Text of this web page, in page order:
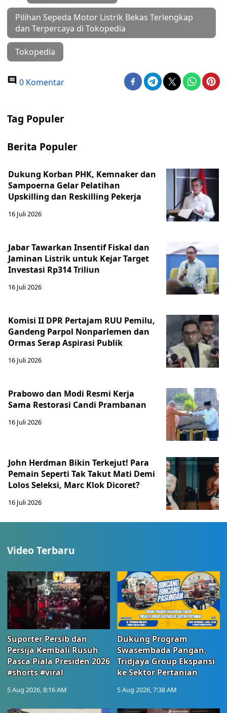
Pilihan Sepeda Motor Listrik Bekas Terlengkap
dan Terpercaya di Tokopedia
Tokopedia
0 Komentar
Tag Populer
Berita Populer
Dukung Korban PHK, Kemnaker dan
Sampoerna Gelar Pelatihan
Upskilling dan Reskilling Pekerja
16 Juli 2026
Jabar Tawarkan Insentif Fiskal dan
Jaminan Listrik untuk Kejar Target
Investasi Rp314 Triliun
16 Juli 2026
Komisi II DPR Pertajam RUU Pemilu,
Gandeng Parpol Nonparlemen dan
Ormas Serap Aspirasi Publik
16 Juli 2026
Prabowo dan Modi Resmi Kerja
Sama Restorasi Candi Prambanan
16 Juli 2026
John Herdman Bikin Terkejut! Para
Pemain Seperti Tak Takut Mati Demi
Lolos Seleksi, Marc Klok Dicoret?
16 Juli 2026
Video Terbaru
Suporter Persib dan
Persija Kembali Rusuh
Pasca Piala Presiden 2026
#shorts #viral
5 Aug 2026, 8:16 AM
Dukung Program
Swasembada Pangan,
Tridjaya Group Ekspansi
ke Sektor Pertanian
5 Aug 2026, 7:38 AM